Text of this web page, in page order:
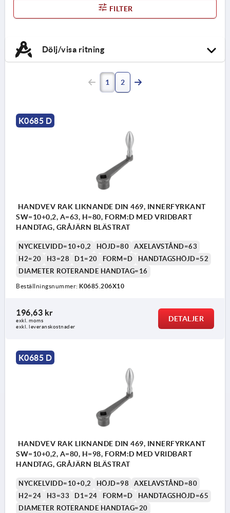
FILTER
Dölj/visa ritning
1 2
K0685 D
HANDVEV RAK LIKNANDE DIN 469, INNERFYRKANT
SW=10+0,2, A=63, H=80, FORM:D MED VRIDBART
HANDTAG, GRÅJÄRN BLÄSTRAT
NYCKELVIDD=10+0,2 HÖJD=80
AXELAVSTÅND=63
H2=20
H3=28 D1=20 FORM=D
HANDTAGSHÖJD=52
DIAMETER ROTERANDE HANDTAG=16
Beställningsnummer: K0685.206X10
196,63 kr
exkl. moms
exkl. leveranskostnader
DETALJER
K0685 D
HANDVEV RAK LIKNANDE DIN 469, INNERFYRKANT
SW=10+0,2, A=80, H=98, FORM:D MED VRIDBART
HANDTAG, GRÅJÄRN BLÄSTRAT
NYCKELVIDD=10+0,2 HÖJD=98
AXELAVSTÅND=80
H2=24
H3=33 D1=24 FORM=D
HANDTAGSHÖJD=65
DIAMETER ROTERANDE HANDTAG=20